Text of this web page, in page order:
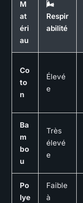
M
at
éri
au
🌬️
Respir
abilité
Co
to
n
Élevé
e
Ba
m
bo
u
Très
élevé
e
Po
lye
Faible
à